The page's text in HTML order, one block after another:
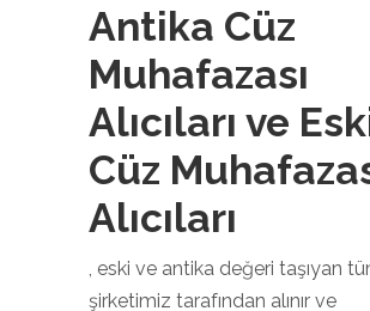
Antika Cüz
Muhafazası
Alıcıları ve
Cüz
Alıcıları
, eski ve antika değeri taşıyan
şirketimiz tarafından alınır ve